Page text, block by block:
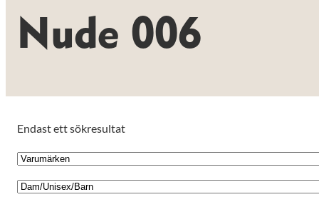
Nude 006
Endast ett sökresultat